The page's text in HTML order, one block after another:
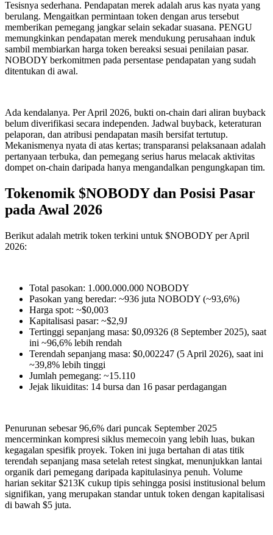
Tesisnya sederhana. Pendapatan merek adalah arus kas nyata yang
berulang. Mengaitkan permintaan token dengan arus tersebut
memberikan pemegang jangkar selain sekadar suasana. PENGU
memungkinkan pendapatan merek mendukung perusahaan induk
sambil membiarkan harga token bereaksi sesuai penilaian pasar.
NOBODY berkomitmen pada persentase pendapatan yang sudah
ditentukan di awal.
Ada kendalanya. Per April 2026, bukti on-chain dari aliran buyback
belum diverifikasi secara independen. Jadwal buyback, keteraturan
pelaporan, dan atribusi pendapatan masih bersifat tertutup.
Mekanismenya nyata di atas kertas; transparansi pelaksanaan adalah
pertanyaan terbuka, dan pemegang serius harus melacak aktivitas
dompet on-chain daripada hanya mengandalkan pengungkapan tim.
Tokenomik $NOBODY dan Posisi Pasar
pada Awal 2026
Berikut adalah metrik token terkini untuk $NOBODY per April
2026:
Total pasokan: 1.000.000.000 NOBODY
Pasokan yang beredar: ~936 juta NOBODY (~93,6%)
Harga spot: ~$0,003
Kapitalisasi pasar: ~$2,9J
Tertinggi sepanjang masa: $0,09326 (8 September 2025), saat
ini ~96,6% lebih rendah
Terendah sepanjang masa: $0,002247 (5 April 2026), saat ini
~39,8% lebih tinggi
Jumlah pemegang: ~15.110
Jejak likuiditas: 14 bursa dan 16 pasar perdagangan
Penurunan sebesar 96,6% dari puncak September 2025
mencerminkan kompresi siklus memecoin yang lebih luas, bukan
kegagalan spesifik proyek. Token ini juga bertahan di atas titik
terendah sepanjang masa setelah retest singkat, menunjukkan lantai
organik dari pemegang daripada kapitulasinya penuh. Volume
harian sekitar $213K cukup tipis sehingga posisi institusional belum
signifikan, yang merupakan standar untuk token dengan kapitalisasi
di bawah $5 juta.